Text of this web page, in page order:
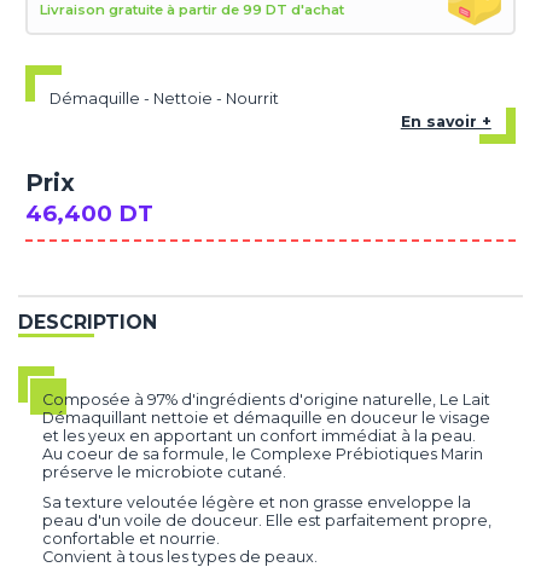
Livraison gratuite à partir de 99 DT d'achat
Démaquille - Nettoie - Nourrit
En savoir +
Prix
46,400 DT
DESCRIPTION
Composée à 97% d'ingrédients d'origine naturelle, Le Lait
Démaquillant nettoie et démaquille en douceur le visage
et les yeux en apportant un confort immédiat à la peau.
Au coeur de sa formule, le Complexe Prébiotiques Marin
préserve le microbiote cutané.
Sa texture veloutée légère et non grasse enveloppe la
peau d'un voile de douceur. Elle est parfaitement propre,
confortable et nourrie.
Convient à tous les types de peaux.